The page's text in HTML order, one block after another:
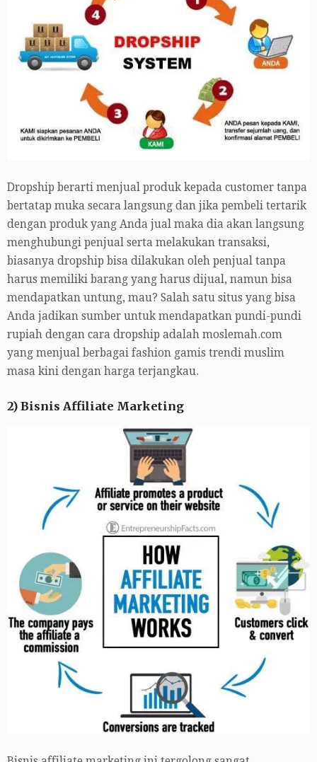
Dropship berarti menjual produk kepada customer tanpa
bertatap muka secara langsung dan jika pembeli tertarik
dengan produk yang Anda jual maka dia akan langsung
menghubungi penjual serta melakukan transaksi,
biasanya dropship bisa dilakukan oleh penjual tanpa
harus memiliki barang yang harus dijual, namun bisa
mendapatkan untung, mau? Salah satu situs yang bisa
Anda jadikan sumber untuk mendapatkan pundi-pundi
rupiah dengan cara dropship adalah moslemah.com
yang menjual berbagai fashion gamis trendi muslim
masa kini dengan harga terjangkau.
2) Bisnis Affiliate Marketing